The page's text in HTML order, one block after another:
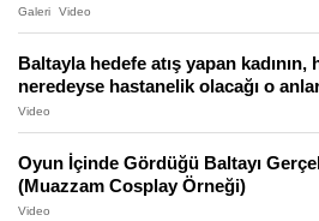
Galeri Video
Baltayla hedefe atış yapan
neredeyse hastanelik olacağı o
Video
Oyun İçinde Gördüğü Baltayı
(Muazzam Cosplay Örneği)
Video